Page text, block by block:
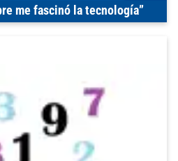
me fascinó la tecnología”